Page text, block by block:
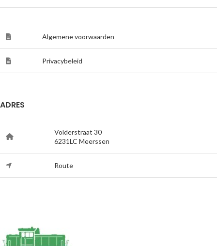
Algemene voorwaarden
Privacybeleid
ADRES
Volderstraat 30
6231LC Meerssen
Route